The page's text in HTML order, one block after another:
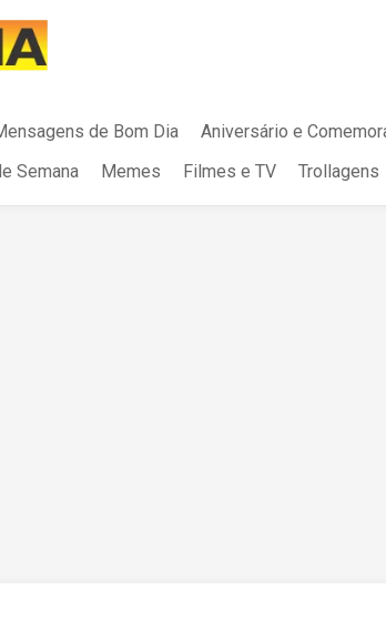
de Bom Dia Aniversário e
Semana Memes Filmes e TV Trollagens